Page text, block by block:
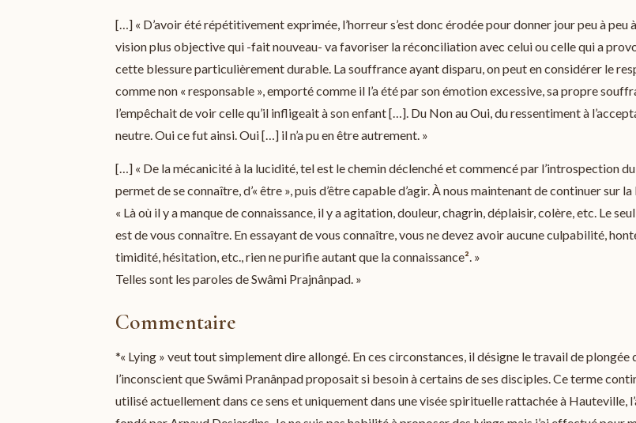
[…] « D’avoir été répétitivement exprimée, l’horreur s’est donc érodée pour donner jour peu à peu
vision plus objective qui -fait nouveau- va favoriser la réconciliation avec celui ou celle qui a
cette blessure particulièrement durable. La souffrance ayant disparu, on peut en considérer le
comme non « responsable », emporté comme il l’a été par son émotion excessive, sa propre
l’empêchait de voir celle qu’il infligeait à son enfant […]. Du Non au Oui, du ressentiment à
neutre. Oui ce fut ainsi. Oui […] il n’a pu en être autrement. »
[…] « De la mécanicité à la lucidité, tel est le chemin déclenché et commencé par l’introspection
permet de se connaître, d’« être », puis d’être capable d’agir. À nous maintenant de continuer sur la
« Là où il y a manque de connaissance, il y a agitation, douleur, chagrin, déplaisir, colère, etc. Le
est de vous connaître. En essayant de vous connaître, vous ne devez avoir aucune culpabilité,
timidité, hésitation, etc., rien ne purifie autant que la connaissance² . »
Telles sont les paroles de Swâmi Prajnânpad. »
Commentaire
*« Lying » veut tout simplement dire allongé. En ces circonstances, il désigne le travail de plongée
l’inconscient que Swâmi Pranânpad proposait si besoin à certains de ses disciples. Ce terme
utilisé actuellement dans ce sens et uniquement dans une visée spirituelle rattachée à Hauteville,